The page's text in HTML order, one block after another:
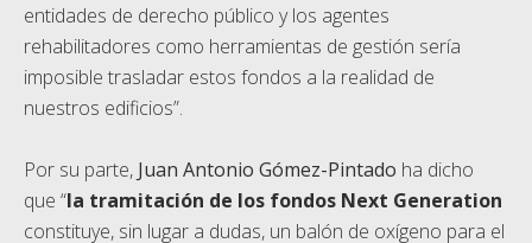
entidades de derecho público y los agentes
rehabilitadores como herramientas de gestión sería
imposible trasladar estos fondos a la realidad de
nuestros edificios”.
Por su parte, Juan Antonio Gómez-Pintado ha dicho
que “la tramitación de los fondos Next Generation
constituye, sin lugar a dudas, un balón de oxígeno para el